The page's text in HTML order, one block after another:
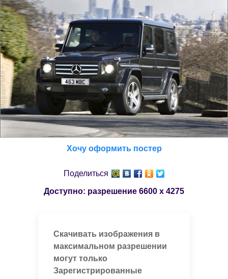
Хочу оформить постер
Поделиться
Доступно: разрешение 6600 x 4275
Скачивать изображения в
максимальном разрешении
могут только
Зарегистрированные